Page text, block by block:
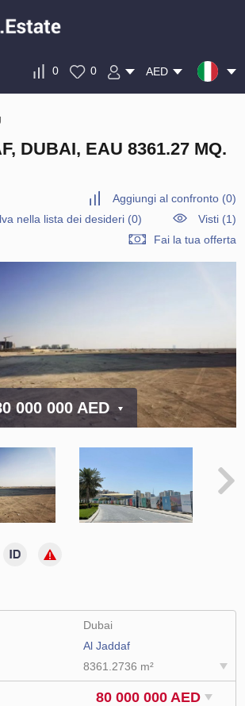
0 0 AED
DUBAI, EAU 8361.27 MQ.
Aggiungi al confronto(0)
nella lista dei desideri(0)
Visti (1)
Fai la tua offerta
000 000 AED
Dubai
Al Jaddaf
8361.2736 m²
80 000 000 AED